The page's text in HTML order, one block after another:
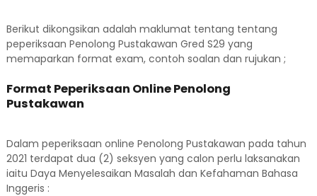
Berikut dikongsikan adalah maklumat tentang tentang
peperiksaan Penolong Pustakawan Gred S29 yang
memaparkan format exam, contoh soalan dan rujukan ;
Format Peperiksaan Online Penolong
Pustakawan
Dalam peperiksaan online Penolong Pustakawan pada tahun
2021 terdapat dua (2) seksyen yang calon perlu laksanakan
iaitu Daya Menyelesaikan Masalah dan Kefahaman Bahasa
Inggeris :